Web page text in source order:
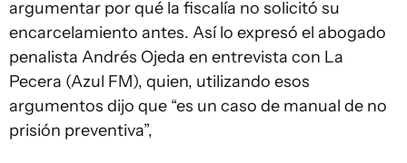
argumentar por qué la fiscalía no solicitó su
encarcelamiento antes. Así lo expresó el abogado
penalista Andrés Ojeda en entrevista con La
Pecera (Azul FM), quien, utilizando esos
argumentos dijo que “es un caso de manual de no
prisión preventiva”,